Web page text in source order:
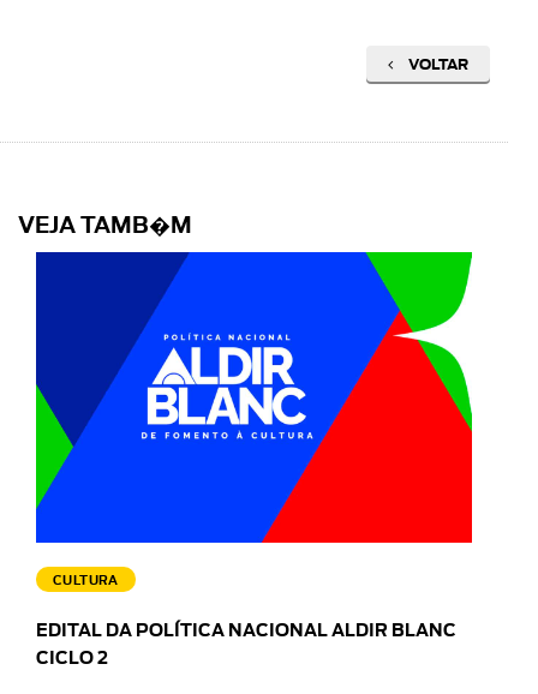
VOLTAR
VEJA TAMB�M
CULTURA
EDITAL DA POLÍTICA NACIONAL ALDIR BLANC
CICLO 2